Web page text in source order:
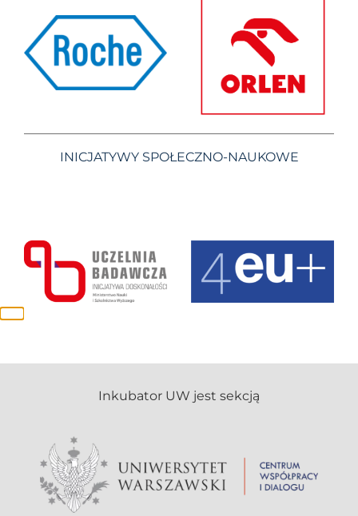
INICJATYWY SPOŁECZNO-NAUKOWE